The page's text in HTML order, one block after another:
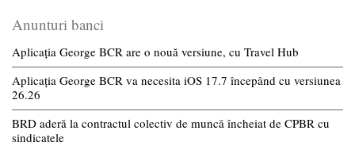
Anunturi banci
Aplicația George BCR are o nouă versiune, cu Travel Hub
Aplicația George BCR va necesita iOS 17.7 începând cu versiunea
26.26
BRD aderă la contractul colectiv de muncă încheiat de CPBR cu
sindicatele